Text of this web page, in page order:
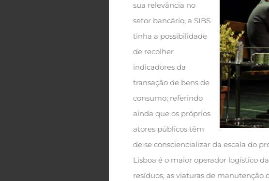
sua relevância no
setor bancário, a SIBS
tinha a possibilidade
de recolher
indicadores da
transação de bens de
consumo; referindo
ainda que os próprios
atores públicos têm
de se consciencializar da escala do
Lisboa é o maior operador logístico
resíduos, as viaturas de manutenção